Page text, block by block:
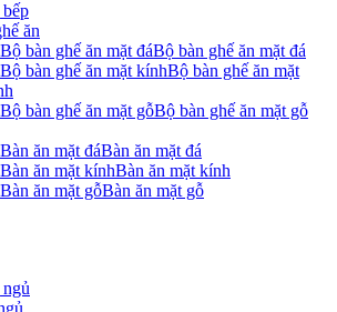
ăn
Bộ bàn ghế ăn mặt đá
Bộ bàn ghế ăn mặt
Bộ bàn ghế ăn mặt gỗ
Bàn ăn mặt đá
Bàn ăn mặt kính
Bàn ăn mặt gỗ